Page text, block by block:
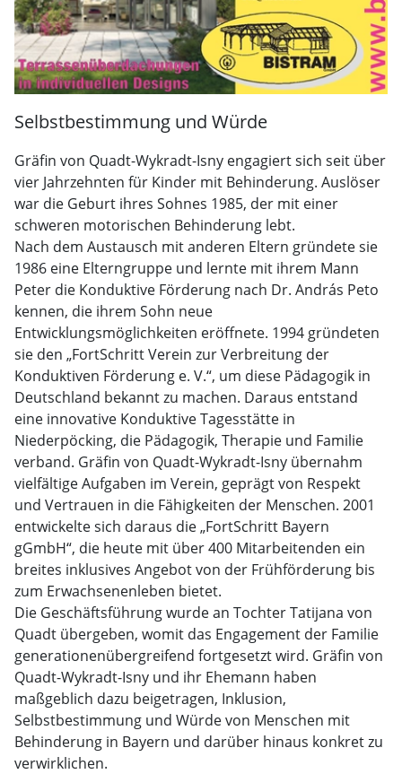
Selbstbestimmung und Würde
Gräfin von Quadt-Wykradt-Isny engagiert sich seit über
vier Jahrzehnten für Kinder mit Behinderung. Auslöser
war die Geburt ihres Sohnes 1985, der mit einer
schweren motorischen Behinderung lebt.
Nach dem Austausch mit anderen Eltern gründete sie
1986 eine Elterngruppe und lernte mit ihrem Mann
Peter die Konduktive Förderung nach Dr. András Peto
kennen, die ihrem Sohn neue
Entwicklungsmöglichkeiten eröffnete. 1994 gründeten
sie den „FortSchritt Verein zur Verbreitung der
Konduktiven Förderung e. V.“, um diese Pädagogik in
Deutschland bekannt zu machen. Daraus entstand
eine innovative Konduktive Tagesstätte in
Niederpöcking, die Pädagogik, Therapie und Familie
verband. Gräfin von Quadt-Wykradt-Isny übernahm
vielfältige Aufgaben im Verein, geprägt von Respekt
und Vertrauen in die Fähigkeiten der Menschen. 2001
entwickelte sich daraus die „FortSchritt Bayern
gGmbH“, die heute mit über 400 Mitarbeitenden ein
breites inklusives Angebot von der Frühförderung bis
zum Erwachsenenleben bietet.
Die Geschäftsführung wurde an Tochter Tatijana von
Quadt übergeben, womit das Engagement der Familie
generationenübergreifend fortgesetzt wird. Gräfin von
Quadt-Wykradt-Isny und ihr Ehemann haben
maßgeblich dazu beigetragen, Inklusion,
Selbstbestimmung und Würde von Menschen mit
Behinderung in Bayern und darüber hinaus konkret zu
verwirklichen.